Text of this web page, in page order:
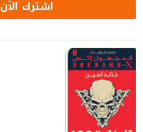
اشترك الآن